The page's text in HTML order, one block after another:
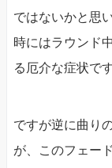
ではないかと思
時にはラウンド
る厄介な症状です
ですが逆に曲り
が、このフェー